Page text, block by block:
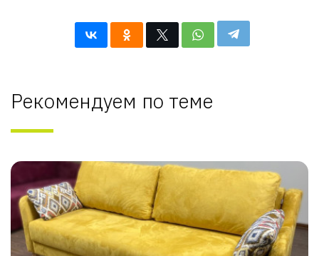
Рекомендуем по теме